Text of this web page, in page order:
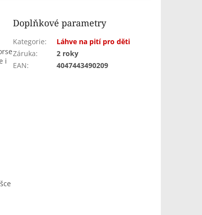
i
Doplňkové parametry
Kategorie:
Láhve na pití pro děti
Záruka:
2 roky
EAN: 4047443490209